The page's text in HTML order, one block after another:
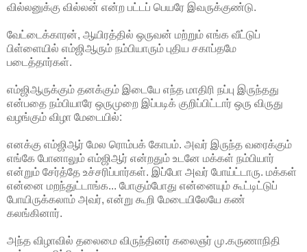
வில்லனுக்கு வில்லன் என்ற பட்டப் பெயரே இவருக்குண்டு.
வேட்டைக்காரன், ஆயிரத்தில் ஒருவன் மற்றும் எங்க வீட்டுப்
பிள்ளையில் எம்ஜிஆரும் நம்பியாரும் புதிய சகாப்தமே
படைத்தார்கள்.
எம்ஜிஆருக்கும் தனக்கும் இடையே எந்த மாதிரி நப்பு இருந்தது
என்பதை நம்பியாரே ஒருமுறை இப்படிக் குறிப்பிட்டார் ஒரு விருது
வழங்கும் விழா மேடையில்:
எனக்கு எம்ஜிஆர் மேல ரொம்பக் கோபம். அவர் இருந்த வரைக்கும்
எங்கே போனாலும் எம்ஜிஆர் என்றதும் உடனே மக்கள் நம்பியார்
என்றும் சேர்த்தே உச்சரிப்பார்கள். இப்போ அவர் போய்ட்டாரு. மக்கள்
என்னை மறந்துட்டாங்க... போகும்போது என்னையும் கூட்டிட்டுப்
போயிருக்கலாம் அவர், என்று கூறி மேடையிலேயே கண்
கலங்கினார்.
அந்த விழாவில் தலைமை விருந்தினர் கலைஞர் மு.கருணாநிதி